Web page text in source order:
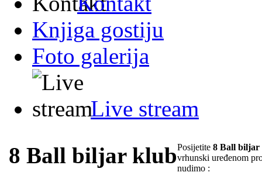
Knjiga gostiju
Foto galerija
Live stream
8 Ball biljar klubPosijetite 8 Ball biljar
vrhunski uređenom
nudimo :